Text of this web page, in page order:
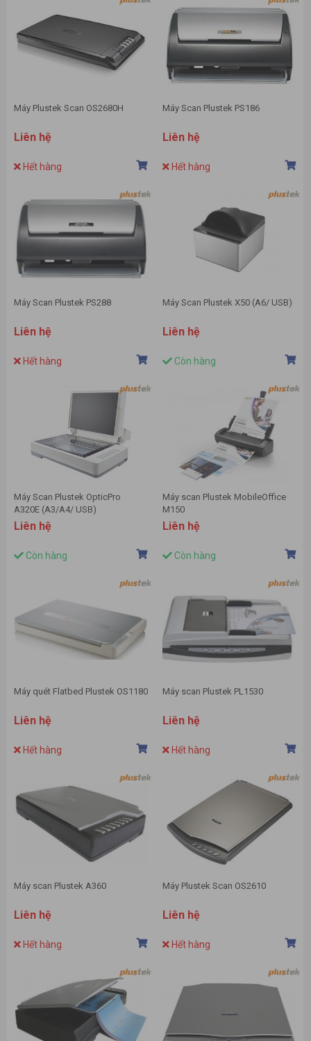
Máy Plustek Scan OS2680H
Liên hệ
Hết hàng
Máy Scan Plustek PS186
Liên hệ
Hết hàng
Máy Scan Plustek PS288
Liên hệ
Hết hàng
Máy Scan Plustek X50 (A6/ USB)
Liên hệ
Còn hàng
Máy Scan Plustek OpticPro
A320E (A3/A4/ USB)
Liên hệ
Còn hàng
Máy scan Plustek MobileOffice
M150
Liên hệ
Còn hàng
Máy quét Flatbed Plustek OS1180
Liên hệ
Hết hàng
Máy scan Plustek PL1530
Liên hệ
Hết hàng
Máy scan Plustek A360
Liên hệ
Hết hàng
Máy Plustek Scan OS2610
Liên hệ
Hết hàng